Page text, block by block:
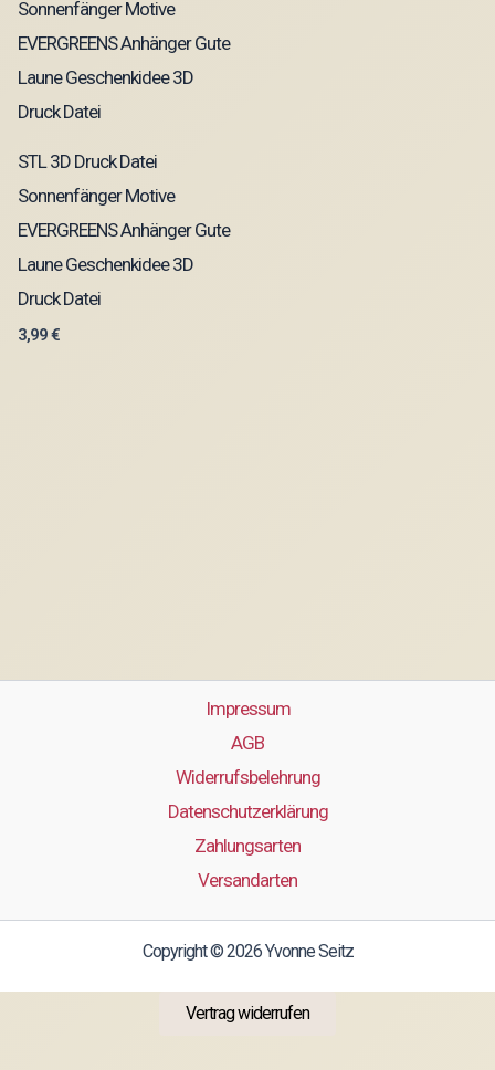
STL 3D Druck Datei
Sonnenfänger Motive
EVERGREENS Anhänger Gute
Laune Geschenkidee 3D
Druck Datei
3,99€
Impressum
AGB
Widerrufsbelehrung
Datenschutzerklärung
Zahlungsarten
Versandarten
Copyright © 2026 Yvonne Seitz
Vertrag widerrufen